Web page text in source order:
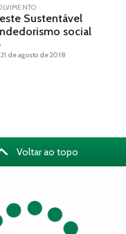
Sustentável
social
de agosto de 2018
Voltar ao topo